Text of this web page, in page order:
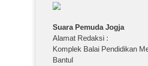
Suara Pemuda Jogja
Alamat Redaksi :
Komplek Balai Pendidikan
Bantul